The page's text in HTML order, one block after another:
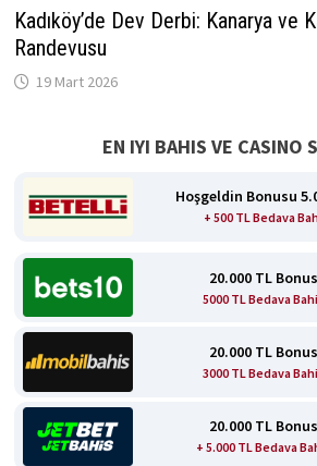
Kadıköy’de Dev Derbi: Kanarya ve
Randevusu
19 Mart 2026
EN IYI BAHIS VE CASINO
Hoşgeldin Bonusu
+ 500 TL Bedava
20.000 TL Bonus
5000 TL Bedava
20.000 TL Bonus
3000 TL Bedava
20.000 TL Bonus
+ 5.000 TL Bedava